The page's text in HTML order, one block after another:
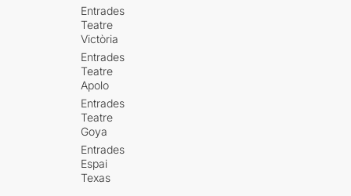
Entrades
Teatre
Victòria
Entrades
Teatre
Apolo
Entrades
Teatre
Goya
Entrades
Espai
Texas